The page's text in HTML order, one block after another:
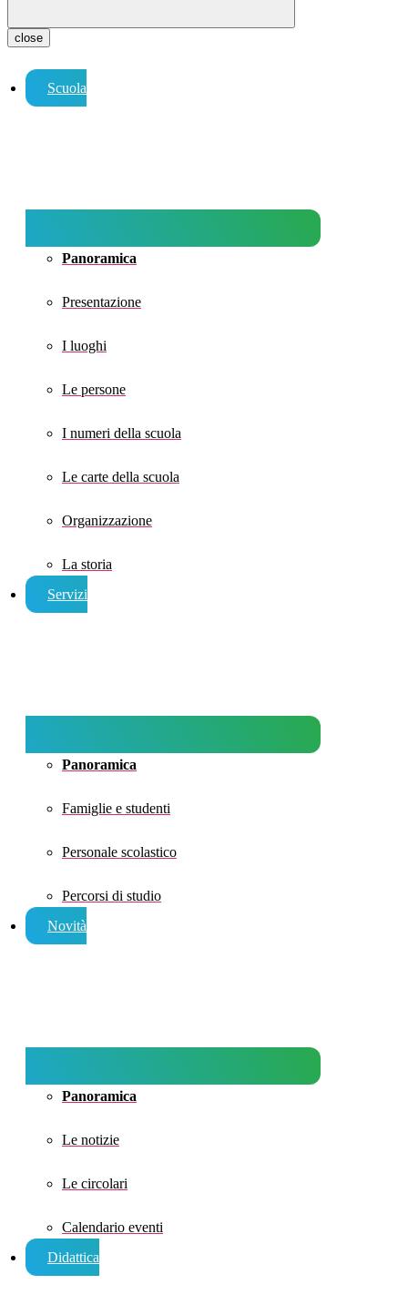
close
Scuola
Panoramica
Presentazione
I luoghi
Le persone
I numeri della scuola
Le carte della scuola
Organizzazione
La storia
Servizi
Panoramica
Famiglie e studenti
Personale scolastico
Percorsi di studio
Novità
Panoramica
Le notizie
Le circolari
Calendario eventi
Didattica